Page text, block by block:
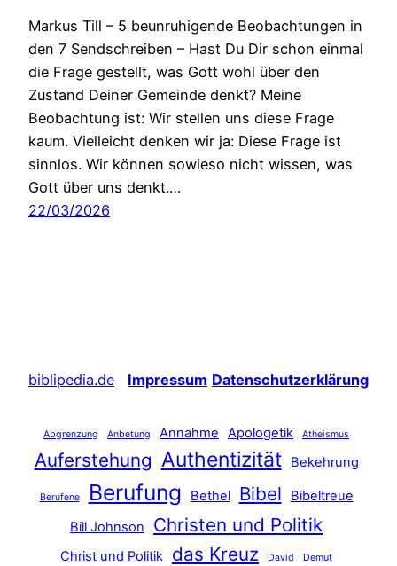
Markus Till – 5 beunruhigende Beobachtungen in
den 7 Sendschreiben – Hast Du Dir schon einmal
die Frage gestellt, was Gott wohl über den
Zustand Deiner Gemeinde denkt? Meine
Beobachtung ist: Wir stellen uns diese Frage
kaum. Vielleicht denken wir ja: Diese Frage ist
sinnlos. Wir können sowieso nicht wissen, was
Gott über uns denkt.…
22/03/2026
biblipedia.de Impressum Datenschutzerklärung
Abgrenzung Anbetung Annahme Apologetik Atheismus
Auferstehung Authentizität Bekehrung
Berufene Berufung Bethel Bibel
Bibeltreue
Bill Johnson
Christen und Politik
Christ und Politik das Kreuz David Demut